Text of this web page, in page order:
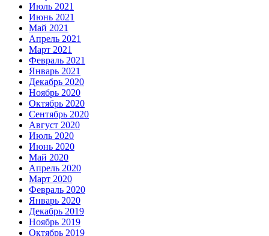
Июль 2021
Июнь 2021
Май 2021
Апрель 2021
Март 2021
Февраль 2021
Январь 2021
Декабрь 2020
Ноябрь 2020
Октябрь 2020
Сентябрь 2020
Август 2020
Июль 2020
Июнь 2020
Май 2020
Апрель 2020
Март 2020
Февраль 2020
Январь 2020
Декабрь 2019
Ноябрь 2019
Октябрь 2019